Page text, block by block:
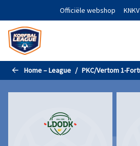
Naar de hoofdinhoud gaanOfficiële webshop KNKV
Home – League PKC/Vertom 1-